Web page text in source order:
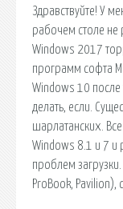
Здравствуйте! У
рабочем столе не
Windows 2017
программ софта
Windows 10 после
делать, если.
шарлатанских.
Windows 8.1 и 7 и
проблем
ProBook, Pavilion),